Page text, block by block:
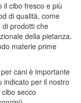
il cibo fresco e più
di qualità, come
di prodotti che
della pietanza.
materie prime
cani è importante
indicato per il nostro
secco